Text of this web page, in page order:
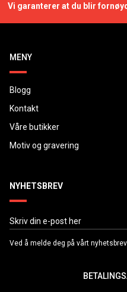
Vi garanterer at du blir
MENY
Blogg
Kontakt
Våre butikker
Motiv og gravering
NYHETSBREV
Ved å melde deg på vårt